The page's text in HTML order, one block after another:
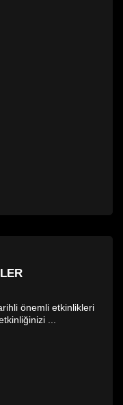
önemli etkinlikleri
...